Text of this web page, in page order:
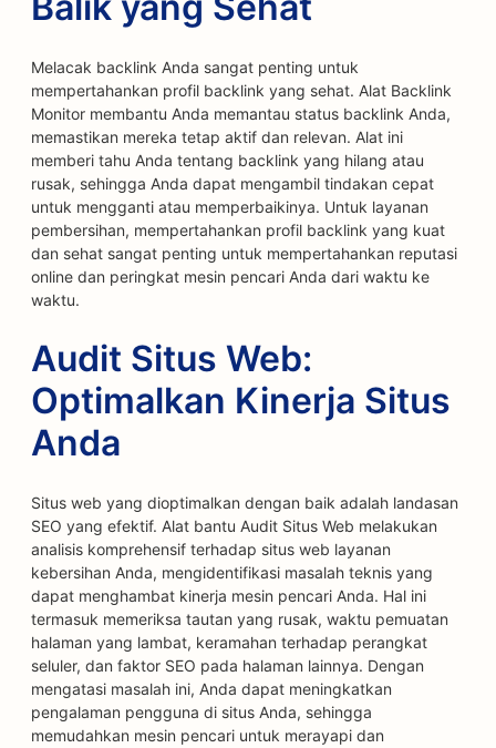
Melacak backlink Anda sangat penting untuk
mempertahankan profil backlink yang sehat. Alat Backlink
Monitor membantu Anda memantau status backlink Anda,
memastikan mereka tetap aktif dan relevan. Alat ini
memberi tahu Anda tentang backlink yang hilang atau
rusak, sehingga Anda dapat mengambil tindakan cepat
untuk mengganti atau memperbaikinya. Untuk layanan
pembersihan, mempertahankan profil backlink yang kuat
dan sehat sangat penting untuk mempertahankan reputasi
online dan peringkat mesin pencari Anda dari waktu ke
waktu.
Audit Situs Web:
Optimalkan Kinerja Situs
Anda
Situs web yang dioptimalkan dengan baik adalah landasan
SEO yang efektif. Alat bantu Audit Situs Web melakukan
analisis komprehensif terhadap situs web layanan
kebersihan Anda, mengidentifikasi masalah teknis yang
dapat menghambat kinerja mesin pencari Anda. Hal ini
termasuk memeriksa tautan yang rusak, waktu pemuatan
halaman yang lambat, keramahan terhadap perangkat
seluler, dan faktor SEO pada halaman lainnya. Dengan
mengatasi masalah ini, Anda dapat meningkatkan
pengalaman pengguna di situs Anda, sehingga
memudahkan mesin pencari untuk merayapi dan